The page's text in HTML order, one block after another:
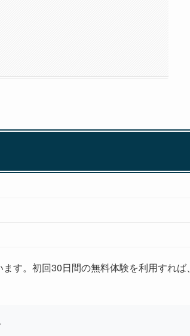
す。初回30日間の無料体験を利用すれば、